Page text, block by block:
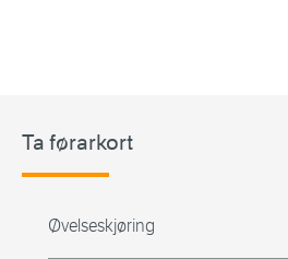
Ta førarkort
Øvelseskjøring